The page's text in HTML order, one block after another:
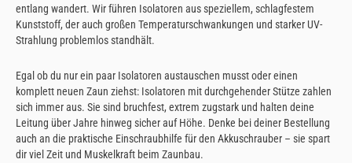
entlang wandert. Wir führen Isolatoren aus speziellem, schlagfestem
Kunststoff, der auch großen Temperaturschwankungen und starker UV-
Strahlung problemlos standhält.
Egal ob du nur ein paar Isolatoren austauschen musst oder einen
komplett neuen Zaun ziehst: Isolatoren mit durchgehender Stütze zahlen
sich immer aus. Sie sind bruchfest, extrem zugstark und halten deine
Leitung über Jahre hinweg sicher auf Höhe. Denke bei deiner Bestellung
auch an die praktische Einschraubhilfe für den Akkuschrauber – sie spart
dir viel Zeit und Muskelkraft beim Zaunbau.